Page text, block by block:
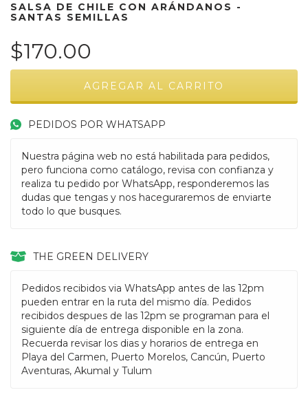
SALSA DE CHILE CON ARÁNDANOS -
SANTAS SEMILLAS
$170.00
PEDIDOS POR WHATSAPP
Nuestra página web no está habilitada para pedidos,
pero funciona como catálogo, revisa con confianza y
realiza tu pedido por WhatsApp, responderemos las
dudas que tengas y nos haceguraremos de enviarte
todo lo que busques.
THE GREEN DELIVERY
Pedidos recibidos via WhatsApp antes de las 12pm
pueden entrar en la ruta del mismo día. Pedidos
recibidos despues de las 12pm se programan para el
siguiente día de entrega disponible en la zona.
Recuerda revisar los dias y horarios de entrega en
Playa del Carmen, Puerto Morelos, Cancún, Puerto
Aventuras, Akumal y Tulum